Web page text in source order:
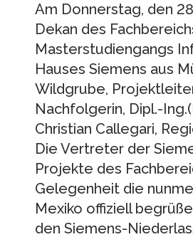
Am Donnerstag, den
Dekan des
Masterstudiengangs
Hauses Siemens aus
Wildgrube, Projektleiter
Nachfolgerin, Dipl.-
Christian Callegari,
Die Vertreter der
Projekte des
Gelegenheit die
Mexiko offiziell
den Siemens-